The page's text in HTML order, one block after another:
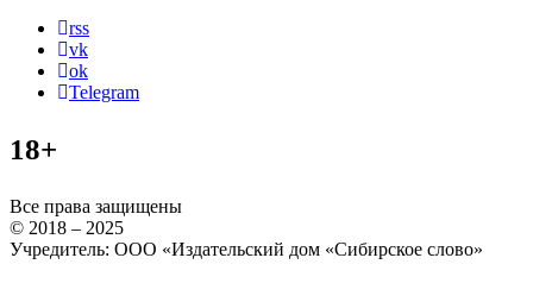
rss
vk
ok
Telegram
18+
Все права защищены
© 2018 – 2025
Учредитель: ООО «Издательский дом «Сибирское слово»